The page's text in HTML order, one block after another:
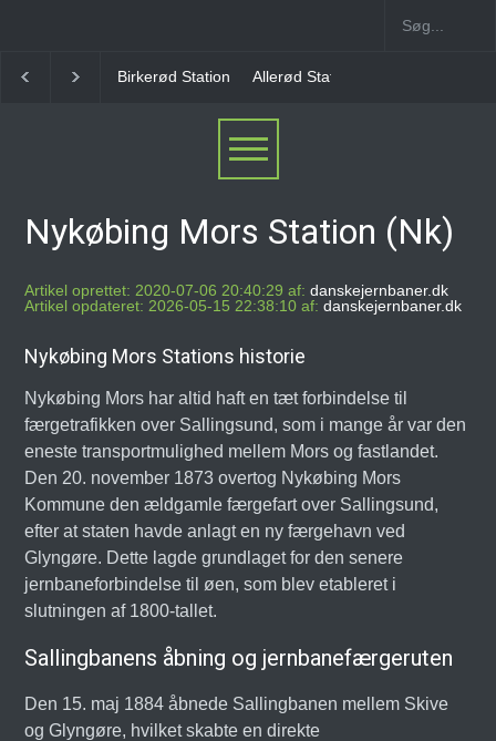
Allerød Station Favrholm Station
Nykøbing Mors Station (Nk)
Artikel oprettet: 2020-07-06 20:40:29 af: danskejernbaner.dk
Artikel opdateret: 2026-05-15 22:38:10 af: danskejernbaner.dk
Nykøbing Mors Stations historie
Nykøbing Mors har altid haft en tæt forbindelse til
færgetrafikken over Sallingsund, som i mange år var den
eneste transportmulighed mellem Mors og fastlandet.
Den 20. november 1873 overtog Nykøbing Mors
Kommune den ældgamle færgefart over Sallingsund,
efter at staten havde anlagt en ny færgehavn ved
Glyngøre. Dette lagde grundlaget for den senere
jernbaneforbindelse til øen, som blev etableret i
slutningen af 1800-tallet.
Sallingbanens åbning og jernbanefærgeruten
Den 15. maj 1884 åbnede Sallingbanen mellem Skive
og Glyngøre, hvilket skabte en direkte